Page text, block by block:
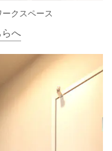
ークスペース
へ